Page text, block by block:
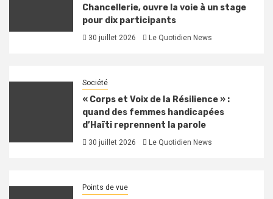
Chancellerie, ouvre la voie à un stage
pour dix participants
30 juillet 2026 Le Quotidien News
Société
« Corps et Voix de la Résilience » :
quand des femmes handicapées
d’Haïti reprennent la parole
30 juillet 2026 Le Quotidien News
Points de vue